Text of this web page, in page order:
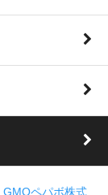
GMOペパボ株式